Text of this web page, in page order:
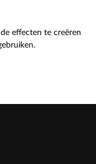
effecten te creëren